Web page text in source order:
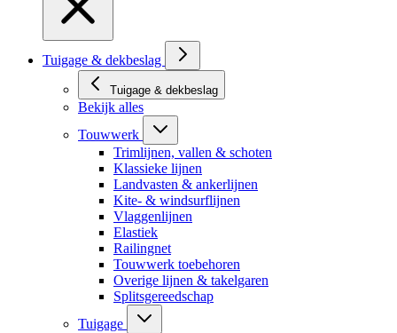
Tuigage & dekbeslag
Tuigage & dekbeslag
Bekijk alles
Touwwerk
Trimlijnen, vallen & schoten
Klassieke lijnen
Landvasten & ankerlijnen
Kite- & windsurflijnen
Vlaggenlijnen
Elastiek
Railingnet
Touwwerk toebehoren
Overige lijnen & takelgaren
Splitsgereedschap
Tuigage